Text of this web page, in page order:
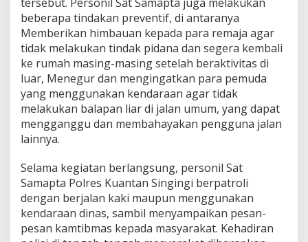
tersebut. Personil Sat Samapta juga melakukan
beberapa tindakan preventif, di antaranya
Memberikan himbauan kepada para remaja agar
tidak melakukan tindak pidana dan segera kembali
ke rumah masing-masing setelah beraktivitas di
luar, Menegur dan mengingatkan para pemuda
yang menggunakan kendaraan agar tidak
melakukan balapan liar di jalan umum, yang dapat
mengganggu dan membahayakan pengguna jalan
lainnya.
Selama kegiatan berlangsung, personil Sat
Samapta Polres Kuantan Singingi berpatroli
dengan berjalan kaki maupun menggunakan
kendaraan dinas, sambil menyampaikan pesan-
pesan kamtibmas kepada masyarakat. Kehadiran